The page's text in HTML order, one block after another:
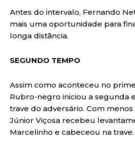
Antes do intervalo, Fernando
mais uma oportunidade para
longa distância.
SEGUNDO TEMPO
Assim como aconteceu no
Rubro-negro iniciou a segunda
trave do adversário. Com
Júnior Viçosa recebeu
Marcelinho e cabeceou na trave.